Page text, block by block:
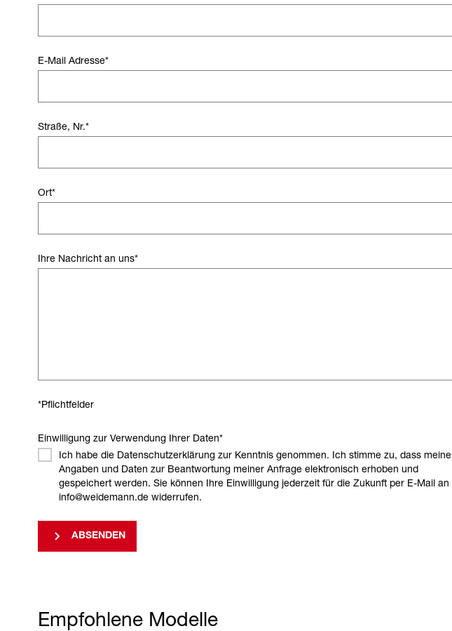
E-Mail Adresse*
Straße, Nr.*
Ort*
Ihre Nachricht an uns*
*Pflichtfelder
Einwilligung zur Verwendung Ihrer Daten*
Ich habe die Datenschutzerklärung zur Kenntnis genommen. Ich stimme zu, dass meine
Angaben und Daten zur Beantwortung meiner Anfrage elektronisch erhoben und
gespeichert werden. Sie können Ihre Einwilligung jederzeit für die Zukunft per E-Mail an
info@weidemann.de widerrufen.
ABSENDEN
Empfohlene Modelle